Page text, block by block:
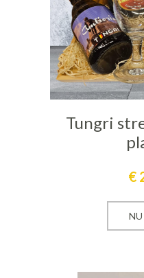
Tungri
€